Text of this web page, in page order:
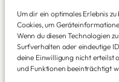
Um dir ein optimales Erlebnis
Cookies, um
Wenn du diesen Technologien
Surfverhalten oder eindeutige
deine Einwilligung nicht erteilst
und Funktionen beeinträchtigt
Ich verkoste.
Dann übersetzt KI
eine Aura.
Die Tastings sind
Die Visuals sind KI